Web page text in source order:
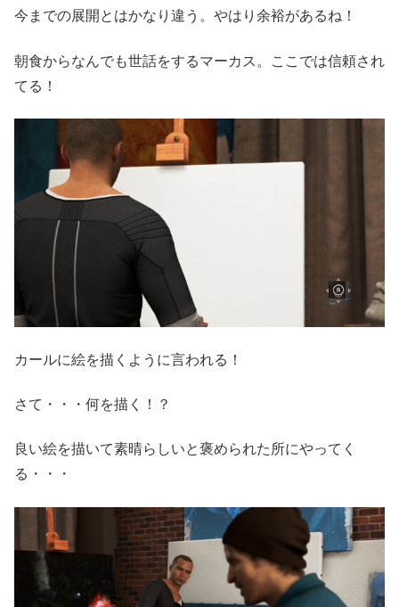
今までの展開とはかなり違う。やはり余裕があるね！
朝食からなんでも世話をするマーカス。ここでは信頼され
てる！
カールに絵を描くように言われる！
さて・・・何を描く！？
良い絵を描いて素晴らしいと褒められた所にやってく
る・・・